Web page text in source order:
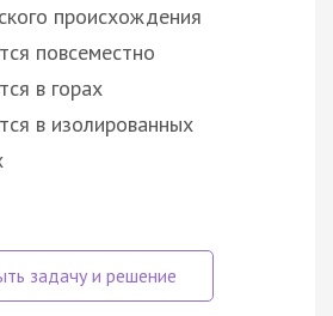
происхождения
повсеместно
в горах
в изолированных